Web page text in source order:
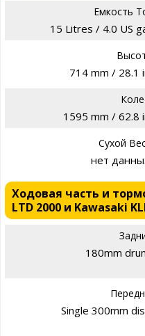
Емкость
15 Litres / 4.0 US
714 mm / 28.1
1595 mm / 62.8
Сухой
нет
Ходовая часть и
LTD 2000 и Kawasaki
180mm
Single 300mm